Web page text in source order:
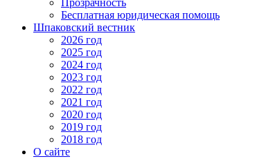
Прозрачность
Бесплатная юридическая помощь
Шпаковский вестник
2026 год
2025 год
2024 год
2023 год
2022 год
2021 год
2020 год
2019 год
2018 год
О сайте